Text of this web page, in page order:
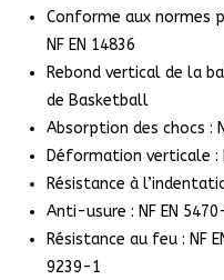
Conforme aux normes
NF EN 14836
Rebond vertical de la
de Basketball
Absorption des chocs :
Déformation verticale :
Résistance à
Anti-usure : NF EN
Résistance au feu : NF
9239-1